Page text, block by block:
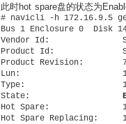
此时hot spare盘的状态为
# navicli -h 172.16.9.5
Bus 1 Enclosure 0  Disk
Vendor Id:
Product Id:
Product Revision:
Lun:
Type:
State:
Hot Spare:
Hot Spare Replacing: